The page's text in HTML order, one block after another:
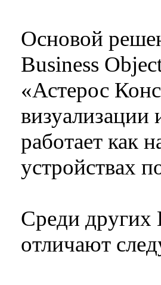
Основой
Business
«Астерос
работает как
устройствах
Среди других
отличают